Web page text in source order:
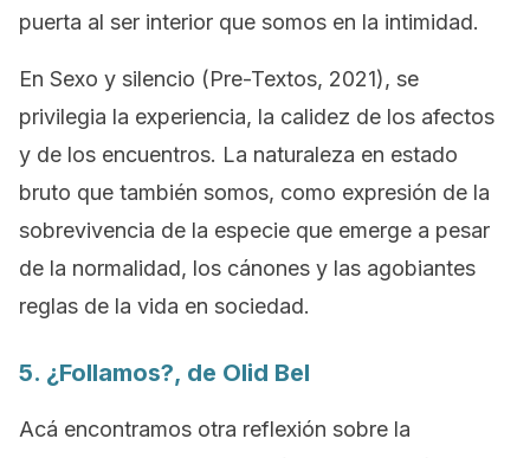
puerta al ser interior que somos en la intimidad.
En Sexo y silencio (Pre-Textos, 2021), se
privilegia la experiencia, la calidez de los afectos
y de los encuentros. La naturaleza en estado
bruto que también somos, como expresión de la
sobrevivencia de la especie que emerge a pesar
de la normalidad, los cánones y las agobiantes
reglas de la vida en sociedad.
5. ¿Follamos?, de Olid Bel
Acá encontramos otra reflexión sobre la